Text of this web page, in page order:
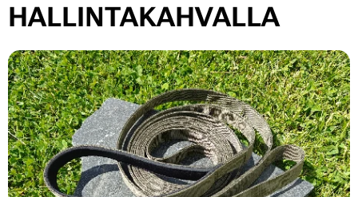
HALLINTAKAHVALLA